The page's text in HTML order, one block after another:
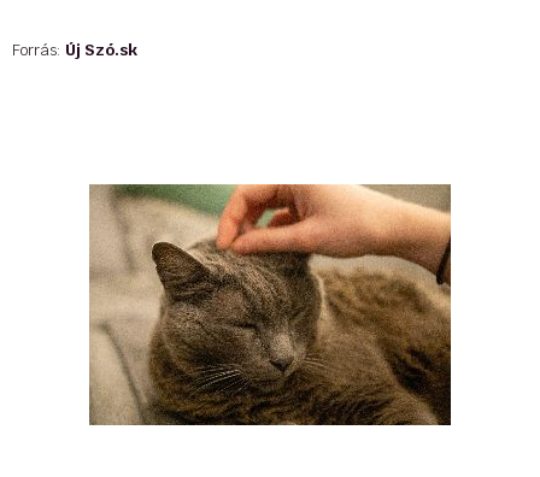
Forrás: Új Szó.sk
Szentendre, Szigetszentmiklós és Debrecen) várja látogatóit.
Létesítményeinkben kiadós mozgást, elkerített területen, szabadban
történő játékot, szocializálást és szakszerű, hozzáértő gondozást
biztosítunk, teljes ellátással. Kérésre gazdi által megadott tápot és – adott
esetben – táplálék-kiegészítőket adunk, figyelembe vesszük a cica
igényeit, szokásait.